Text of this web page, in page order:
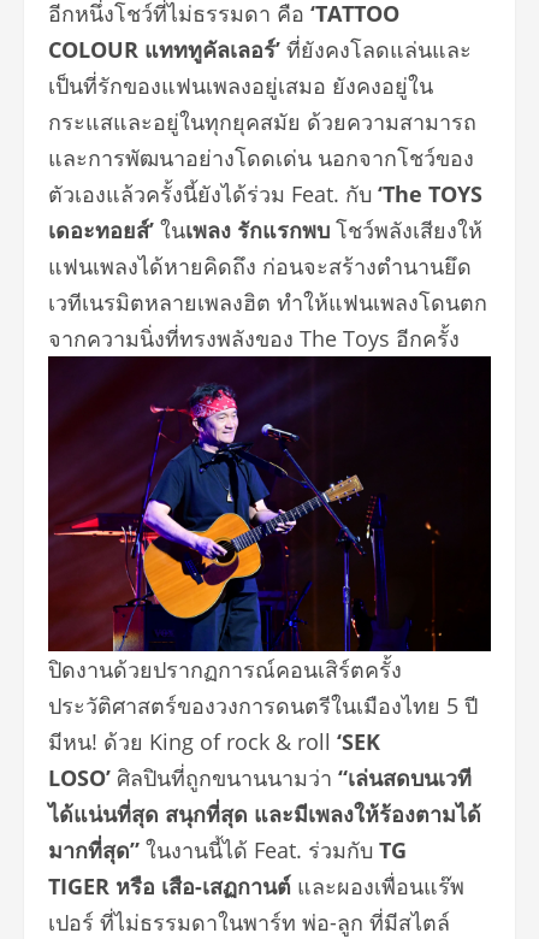
อีกหนึ่งโชว์ที่ไม่ธรรมดา คือ ‘TATTOO
COLOUR แทททูคัลเลอร์’ ที่ยังคงโลดแล่นและ
เป็นที่รักของแฟนเพลงอยู่เสมอ ยังคงอยู่ใน
กระแสและอยู่ในทุกยุคสมัย ด้วยความสามารถ
และการพัฒนาอย่างโดดเด่น นอกจากโชว์ของ
ตัวเองแล้วครั้งนี้ยังได้ร่วม Feat. กับ ‘The TOYS
เดอะทอยส์’ ในเพลง รักแรกพบ โชว์พลังเสียงให้
แฟนเพลงได้หายคิดถึง ก่อนจะสร้างตำนานยึด
เวทีเนรมิตหลายเพลงฮิต ทำให้แฟนเพลงโดนตก
จากความนิ่งที่ทรงพลังของ The Toys อีกครั้ง
ปิดงานด้วยปรากฏการณ์คอนเสิร์ตครั้ง
ประวัติศาสตร์ของวงการดนตรีในเมืองไทย 5 ปี
มีหน! ด้วย King of rock & roll ‘SEK
LOSO’ ศิลปินที่ถูกขนานนามว่า “เล่นสดบนเวที
ได้แน่นที่สุด สนุกที่สุด และมีเพลงให้ร้องตามได้
มากที่สุด” ในงานนี้ได้ Feat. ร่วมกับ TG
TIGER หรือ เสือ-เสฏกานต์ และผองเพื่อนแร๊พ
เปอร์ ที่ไม่ธรรมดาในพาร์ท พ่อ-ลูก ที่มีสไตล์